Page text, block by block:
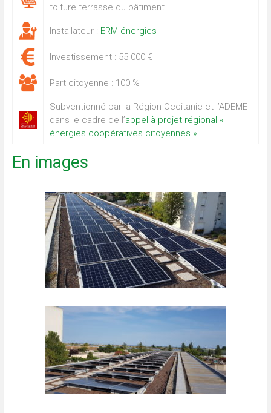
toiture terrasse du bâtiment
Installateur : ERM énergies
Investissement : 55 000 €
Part citoyenne : 100 %
Subventionné par la Région Occitanie et l’ADEME
dans le cadre de l’appel à projet régional «
énergies coopératives citoyennes »
En images